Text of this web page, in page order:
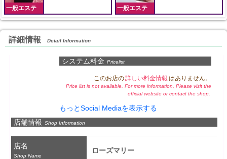
一般エステ 一般エステ
詳細情報 Detail Information
システム料金 Pricelist
このお店の詳しい料金情報 はありません。
Price list is not available. For more information, Please visit the
official website or contact the shop.
もっとSocial Mediaを表示する
店舗情報 Shop Information
店名
Shop Name
ローズマリー